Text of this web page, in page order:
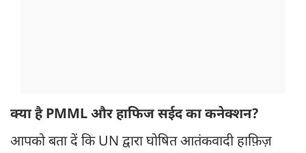
क्या है PMML और हाफिज सईद का कनेक्शन?
आपको बता दें कि UN द्वारा घोषित आतंकवादी हाफ़िज़